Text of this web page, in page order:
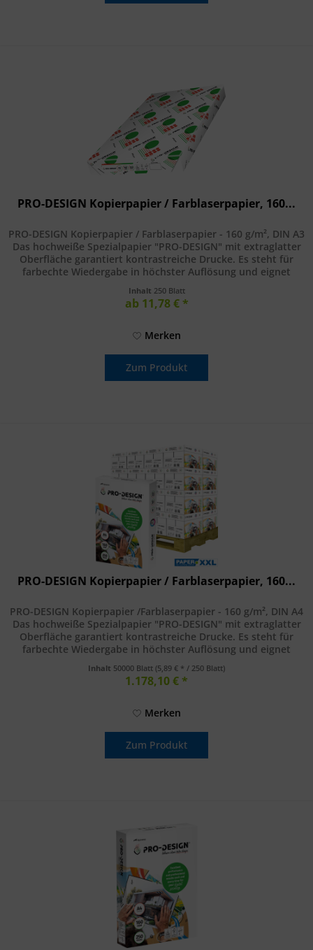
PRO-DESIGN Kopierpapier / Farblaserpapier, 160...
PRO-DESIGN Kopierpapier / Farblaserpapier - 160 g/m², DIN A3
Das hochweiße Spezialpapier "PRO-DESIGN" mit extraglatter
Oberfläche garantiert kontrastreiche Drucke. Es steht für
farbechte Wiedergabe in höchster Auflösung und eignet
Inhalt 250 Blatt
ab 11,78 € *
Merken
Zum Produkt
PRO-DESIGN Kopierpapier / Farblaserpapier, 160...
PRO-DESIGN Kopierpapier /Farblaserpapier - 160 g/m², DIN A4
Das hochweiße Spezialpapier "PRO-DESIGN" mit extraglatter
Oberfläche garantiert kontrastreiche Drucke. Es steht für
farbechte Wiedergabe in höchster Auflösung und eignet
Inhalt 50000 Blatt (5,89 € * / 250 Blatt)
1.178,10 € *
Merken
Zum Produkt